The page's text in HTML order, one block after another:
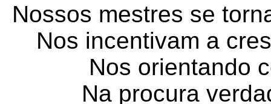
Nossos mestres se
Nos incentivam a
Nos orientando
Na procura